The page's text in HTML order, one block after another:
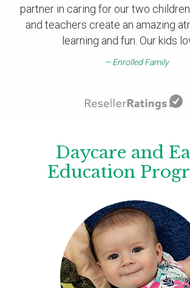
partner in caring for our two
and teachers create an amazing
learning and fun. Our kids
Enrolled Family
Daycare and
Education